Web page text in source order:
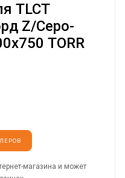
TLCT
Z/Серо-
TORR
магазина и может